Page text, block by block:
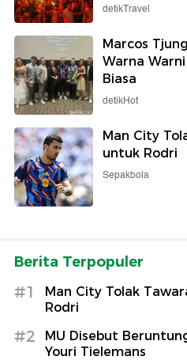
detikTravel
Marcos
Warna
Biasa
detikHot
Man City
untuk Rodri
Sepakbola
Berita Terpopuler
#1
Man City Tolak
Rodri
#2
MU Disebut
Youri Tielemans